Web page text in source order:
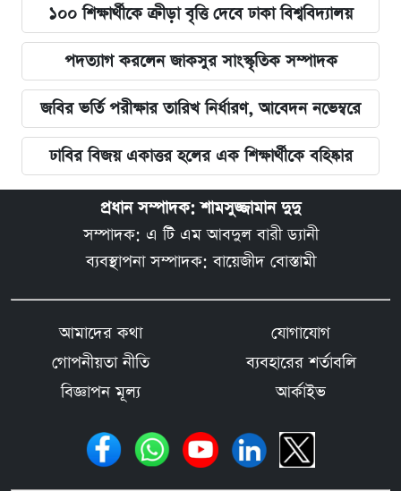
১০০ শিক্ষার্থীকে ক্রীড়া বৃত্তি দেবে ঢাকা বিশ্ববিদ্যালয়
পদত্যাগ করলেন জাকসুর সাংস্কৃতিক সম্পাদক
জবির ভর্তি পরীক্ষার তারিখ নির্ধারণ, আবেদন নভেম্বরে
ঢাবির বিজয় একাত্তর হলের এক শিক্ষার্থীকে বহিষ্কার
প্রধান সম্পাদক: শামসুজ্জামান দুদু
সম্পাদক: এ টি এম আবদুল বারী ড্যানী
ব্যবস্থাপনা সম্পাদক: বায়েজীদ বোস্তামী
আমাদের কথা
যোগাযোগ
গোপনীয়তা নীতি
ব্যবহারের শর্তাবলি
বিজ্ঞাপন মূল্য
আর্কাইভ